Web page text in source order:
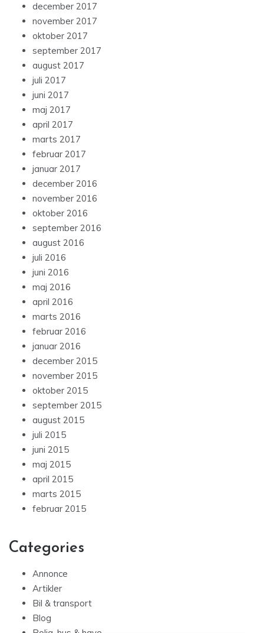
december 2017
november 2017
oktober 2017
september 2017
august 2017
juli 2017
juni 2017
maj 2017
april 2017
marts 2017
februar 2017
januar 2017
december 2016
november 2016
oktober 2016
september 2016
august 2016
juli 2016
juni 2016
maj 2016
april 2016
marts 2016
februar 2016
januar 2016
december 2015
november 2015
oktober 2015
september 2015
august 2015
juli 2015
juni 2015
maj 2015
april 2015
marts 2015
februar 2015
Categories
Annonce
Artikler
Bil & transport
Blog